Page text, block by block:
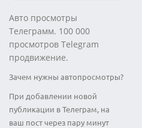
Авто просмотры
Телеграмм. 100 000
просмотров Telegram
продвижение.
Зачем нужны автопросмотры?
При добавлении новой
публикации в Телеграм, на
ваш пост через пару минут